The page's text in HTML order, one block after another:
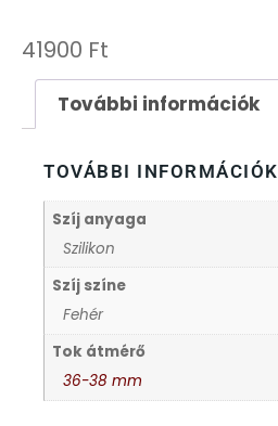
41900 Ft
További információk
TOVÁBBI INFORMÁCIÓK
Szíj anyaga
Szilikon
Szíj színe
Fehér
Tok átmérő
36-38 mm
FESTINA
FIGURÁS ÉBRESZTŐÓRÁK
FRANCIS DELON
FREELOOK
GUESS KARÓRÁK
HÁLÓZATI ÓRÁK
HOLLÓHÁZI PORCELÁN